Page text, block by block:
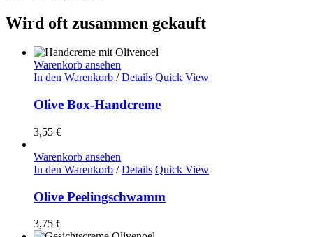
Wird oft zusammen gekauft
Warenkorb ansehen
In den Warenkorb / Details Quick View
Olive Box-Handcreme
3,55 €
Warenkorb ansehen
In den Warenkorb / Details Quick View
Olive Peelingschwamm
3,75 €